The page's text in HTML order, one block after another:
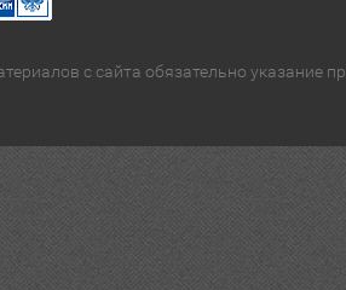
с сайта обязательно указание